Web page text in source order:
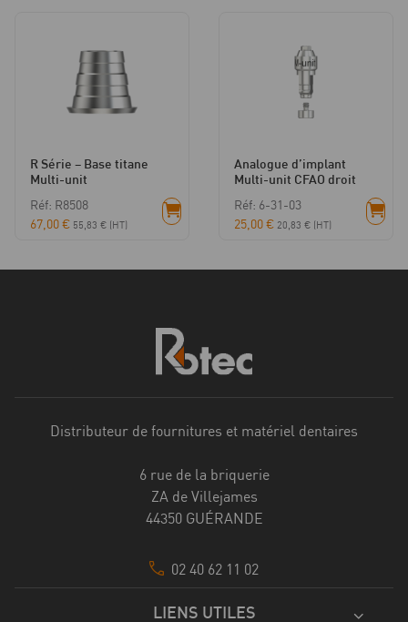
R Série – Base titane
Multi-unit
Réf: R8508
67,00€ 55,83 € (HT)
Analogue d’implant
Multi-unit CFAO droit
Réf: 6-31-03
25,00€ 20,83 € (HT)
Distributeur de fournitures et matériel dentaires
6 rue de la briquerie
ZA de Villejames
44350 GUÉRANDE
02 40 62 11 02
LIENS UTILES